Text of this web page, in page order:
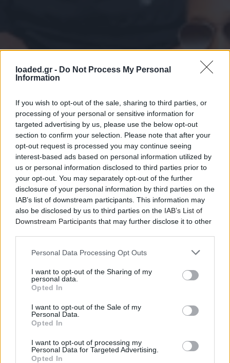
loaded.gr - Do Not Process My Personal
Information
If you wish to opt-out of the sale, sharing to third parties, or
processing of your personal or sensitive information for
targeted advertising by us, please use the below opt-out
section to confirm your selection. Please note that after your
opt-out request is processed you may continue seeing
interest-based ads based on personal information utilized by
us or personal information disclosed to third parties prior to
your opt-out. You may separately opt-out of the further
disclosure of your personal information by third parties on the
IAB’s list of downstream participants. This information may
also be disclosed by us to third parties on the IAB’s List of
Downstream Participants that may further disclose it to other
Personal Data Processing Opt Outs
I want to opt-out of the Sharing of my
personal data.
Opted In
I want to opt-out of the Sale of my
Personal Data.
Opted In
I want to opt-out of processing my
Personal Data for Targeted Advertising.
Opted In